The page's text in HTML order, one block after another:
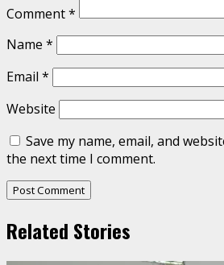
Comment*
Name *
Email *
Website
Save my name, email, and
the next time I comment.
Related Stories